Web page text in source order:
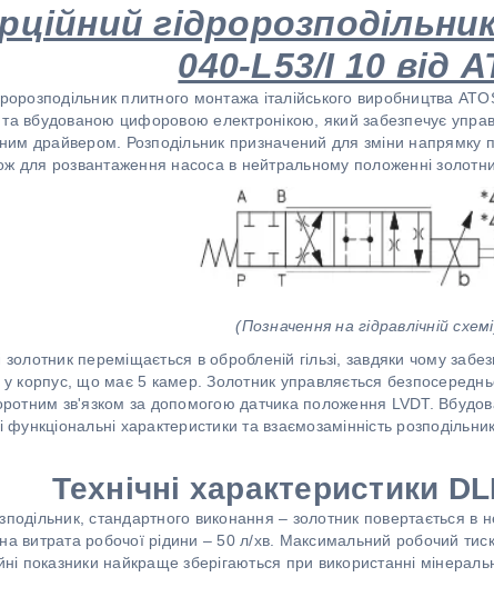
040-L53/I 10 від
плитного монтажа італійського виробництва
вбудованою цифоровою електронікою, який забезпечує
драйвером. Розподільник призначений для зміни напрямку
для розвантаження насоса в нейтральному положенні
(Позначення на гідравлічній
золотник переміщається в обробленій гільзі, завдяки чому
у корпус, що має 5 камер. Золотник управляється
зв'язком за допомогою датчика положення LVDT.
функціональні характеристики та взаємозамінність
Технічні характеристики
стандартного виконання – золотник повертається
витрата робочої рідини – 50 л/хв. Максимальний робочий
показники найкраще зберігаються при використанні